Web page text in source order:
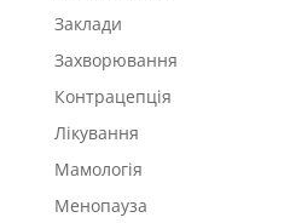
Заклади
Захворювання
Контрацепція
Лікування
Мамологія
Менопауза